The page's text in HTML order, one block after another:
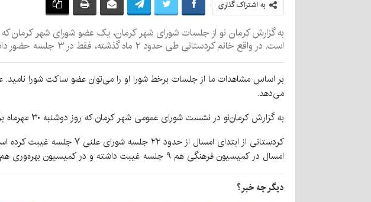
به اشتراک گذاری
است. در واقع خانم کردستانی طی حدود ۲ ماه گذشته، فقط در ۳ جلسه حضور داشته است.
بر اساس مشاهدات ما از جلسات برخط شورا او را می‌توان عضو ساکت شورا
می‌دهد.
به گزارش کرمان‌نو در نشست شورای عمومی شهر کرمان که روز دوشنبه ۳۰ مهرماه برگزار شد، تنها عضو زن این شورا یعنی عشرت کردستانی مجدداً غایب بود.
کردستانی از ابتدای امسال
امسال در کمیسیون فرهنگی هم ۹ جلسه غیبت داشته و در کمیسیون بهره‌وری هم ۸ جلسه غایب بوده است.
دیگر چه خبر؟